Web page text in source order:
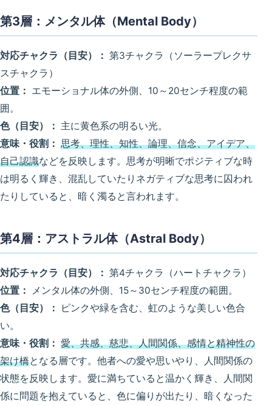
第3層：メンタル体（Mental Body）
対応チャクラ（目安）： 第3チャクラ（ソーラープレクサ
スチャクラ）
位置： エモーショナル体の外側、10～20センチ程度の範
囲。
色（目安）： 主に黄色系の明るい光。
意味・役割： 思考、理性、知性、論理、信念、アイデア、
自己認識などを反映します。思考が明晰でポジティブな時
は明るく輝き、混乱していたりネガティブな思考に囚われ
たりしていると、暗く濁ると言われます。
第4層：アストラル体（Astral Body）
対応チャクラ（目安）： 第4チャクラ（ハートチャクラ）
位置：
メンタル体の外側、15～30センチ程度の範囲。
色（目安）：
ピンクや緑を含む、虹のような美しい色合
い。
意味・役割： 愛、共感、慈悲、人間関係、感情と精神性の
架け橋となる層です。他者への愛や思いやり、人間関係の
状態を反映します。愛に満ちていると温かく輝き、人間関
係に問題を抱えていると、色に偏りが出たり、暗くなった